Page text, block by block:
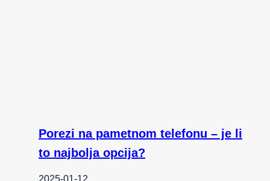
Porezi na pametnom telefonu – je li
to najbolja opcija?
2025-01-12